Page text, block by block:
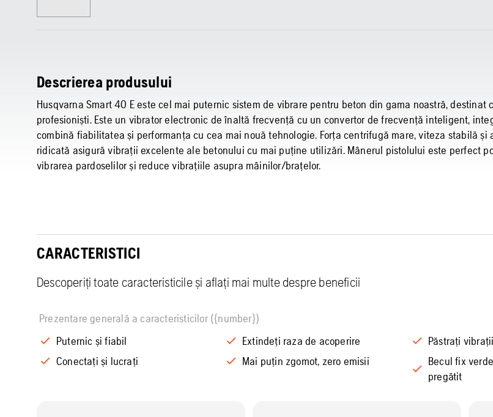
Descrierea produsului
Husqvarna Smart 40 E este cel mai puternic sistem de vibrare pentru beton din gama noastră, destinat
profesioniști. Este un vibrator electronic de înaltă frecvență cu un convertor de frecvență inteligent,
combină fiabilitatea și performanța cu cea mai nouă tehnologie. Forța centrifugă mare, viteza stabilă și
ridicată asigură vibrații excelente ale betonului cu mai puține utilizări. Mânerul pistolului este perfect
vibrarea pardoselilor și reduce vibrațiile asupra mâinilor/brațelor.
CARACTERISTICI
Descoperiți toate caracteristicile și aflați mai multe despre beneficii
Prezentare generală a caracteristicilor ({number})
Puternic și fiabil
Extindeți raza de acoperire Păstrați
Conectați și lucrați
Mai puțin zgomot, zero emisii
Becul fix
pregătit